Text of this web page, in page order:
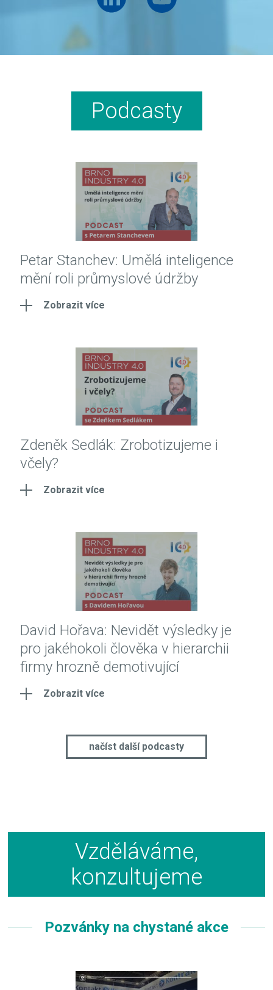
Podcasty
Petar Stanchev: Umělá inteligence
mění roli průmyslové údržby
Zobrazit více
Zdeněk Sedlák: Zrobotizujeme i
včely?
Zobrazit více
David Hořava: Nevidět výsledky je
pro jakéhokoli člověka v hierarchii
firmy hrozně demotivující
Zobrazit více
načíst další podcasty
Vzděláváme,
konzultujeme
Pozvánky na chystané akce